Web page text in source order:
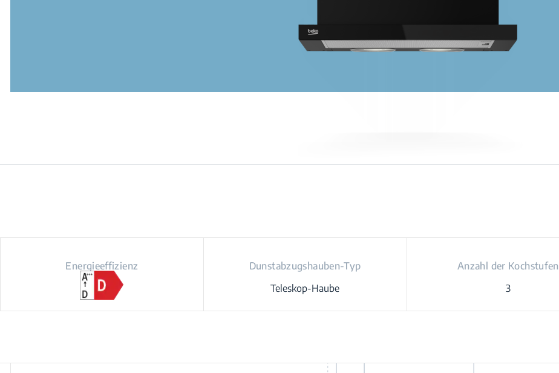
Energieeffizienz
Dunstabzugshauben-Typ
Teleskop-Haube
Anzahl der Kochstufen
3